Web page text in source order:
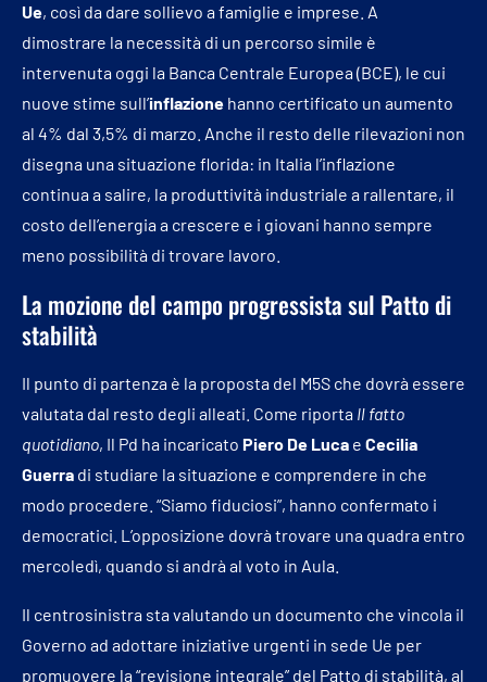
Ue, così da dare sollievo a famiglie e imprese. A
dimostrare la necessità di un percorso simile è
intervenuta oggi la Banca Centrale Europea (BCE), le cui
nuove stime sull’inflazione hanno certificato un aumento
al 4% dal 3,5% di marzo. Anche il resto delle rilevazioni non
disegna una situazione florida: in Italia l’inflazione
continua a salire, la produttività industriale a rallentare, il
costo dell’energia a crescere e i giovani hanno sempre
meno possibilità di trovare lavoro.
La mozione del campo progressista sul Patto di
stabilità
Il punto di partenza è la proposta del M5S che dovrà essere
valutata dal resto degli alleati. Come riporta Il fatto
quotidiano, Il Pd ha incaricato Piero De Luca e Cecilia
Guerra di studiare la situazione e comprendere in che
modo procedere. “Siamo fiduciosi”, hanno confermato i
democratici. L’opposizione dovrà trovare una quadra entro
mercoledì, quando si andrà al voto in Aula.
Il centrosinistra sta valutando un documento che vincola il
Governo ad adottare iniziative urgenti in sede Ue per
promuovere la “revisione integrale” del Patto di stabilità, al